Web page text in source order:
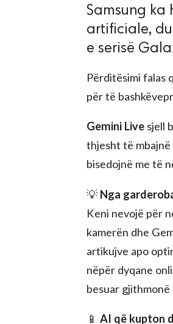
Samsung ka
artificiale,
e serisë
Përditësimi falas
për të
Gemini Live sjell
thjesht të mbajnë
bisedojnë me të
💡Nga
Keni nevojë për
kamerën dhe
artikujve apo
nëpër dyqane
besuar gjithmonë
📱 AI që kupton